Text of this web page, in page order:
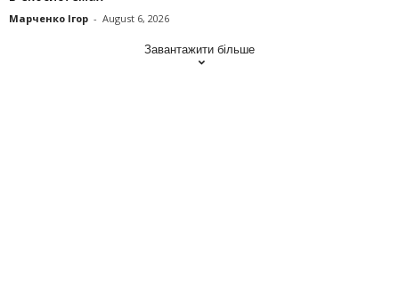
Марченко Ігор - August 6, 2026
Завантажити більше